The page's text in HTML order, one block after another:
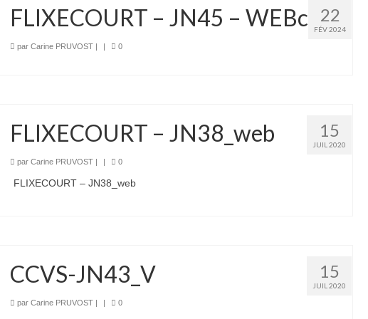
22
FÉV 2024
FLIXECOURT – JN45 – WEBc
par Carine PRUVOST| | 0
15
JUIL 2020
FLIXECOURT – JN38_web
par Carine PRUVOST| | 0
FLIXECOURT – JN38_web
15
JUIL 2020
CCVS-JN43_V
par Carine PRUVOST| | 0